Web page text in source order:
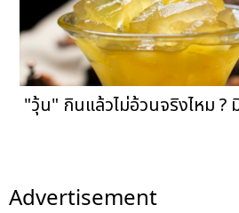
"วุ้น" กินแล้วไม่อ้วนจริงไหม ?
Advertisement